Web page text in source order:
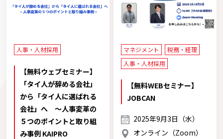
人事・人材採用
【無料ウェブセミナー】
「タイ人が辞める会社」
から「タイ人に選ばれる
会社」へ ～人事変革の
５つのポイントと取り組
み事例 KAIPRO
マネジメント
税務・経理
人事・人材採用
【無料WEBセミナー】
JOBCAN
2025年9月3日（水）
オンライン（Zoom）